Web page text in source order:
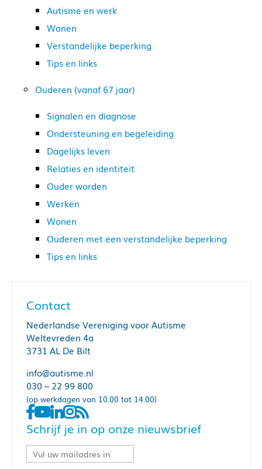
Autisme en werk
Wonen
Verstandelijke beperking
Tips en links
Ouderen (vanaf 67 jaar)
Signalen en diagnose
Ondersteuning en begeleiding
Dagelijks leven
Relaties en identiteit
Ouder worden
Werken
Wonen
Ouderen met een verstandelijke beperking
Tips en links
Contact
Nederlandse Vereniging voor Autisme
Weltevreden 4a
3731 AL De Bilt
info@autisme.nl
030 – 22 99 800
(op werkdagen van 10.00 tot 14.00)
Schrijf je in op onze nieuwsbrief